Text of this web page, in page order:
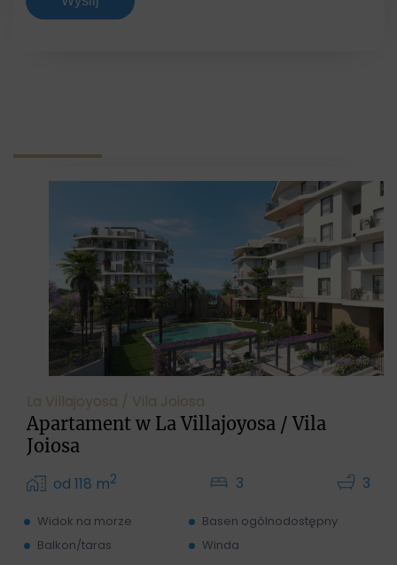
La Villajoyosa / Vila Joiosa
Apartament w La Villajoyosa / Vila
Joiosa
od 118 m2 3 3
Widok na morze
Basen ogólnodostępny
Balkon/taras
Winda